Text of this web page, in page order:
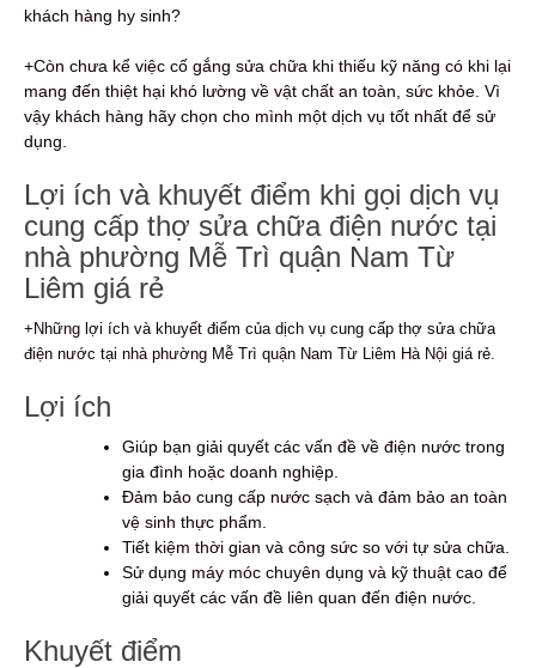
khách hàng hy sinh?
+Còn chưa kể việc cố gắng sửa chữa khi thiếu kỹ năng có khi lại
mang đến thiệt hại khó lường về vật chất an toàn, sức khỏe. Vì
vậy khách hàng hãy chọn cho mình một dịch vụ tốt nhất để sử
dụng.
Lợi ích và khuyết điểm khi gọi dịch vụ
cung cấp thợ sửa chữa điện nước tại
nhà phường Mễ Trì quận Nam Từ
Liêm giá rẻ
+Những lợi ích và khuyết điểm của dịch vụ cung cấp thợ sửa chữa
điện nước tại nhà phường Mễ Trì quận Nam Từ Liêm Hà Nội giá rẻ.
Lợi ích
Giúp bạn giải quyết các vấn đề về điện nước trong
gia đình hoặc doanh nghiệp.
Đảm bảo cung cấp nước sạch và đảm bảo an toàn
vệ sinh thực phẩm.
Tiết kiệm thời gian và công sức so với tự sửa chữa.
Sử dụng máy móc chuyên dụng và kỹ thuật cao để
giải quyết các vấn đề liên quan đến điện nước.
Khuyết điểm